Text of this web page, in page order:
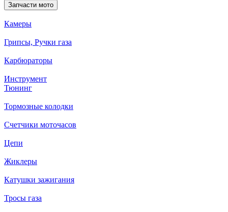
Запчасти мото
Камеры
Грипсы, Ручки газа
Карбюраторы
Инструмент
Тюнинг
Тормозные колодки
Счетчики моточасов
Цепи
Жиклеры
Катушки зажигания
Тросы газа